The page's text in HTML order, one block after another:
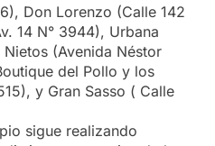
Don Lorenzo (Calle 142
14 N° 3944), Urbana
(Avenida Néstor
del Pollo y los
y Gran Sasso ( Calle
sigue realizando